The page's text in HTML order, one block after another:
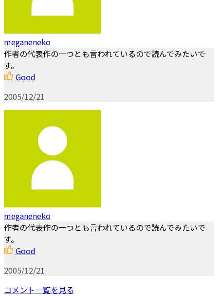
meganeneko
作者の代表作の一つとも言われているので読んでみたいで
す。
Good
2005/12/21
meganeneko
作者の代表作の一つとも言われているので読んでみたいで
す。
Good
2005/12/21
コメント一覧を見る